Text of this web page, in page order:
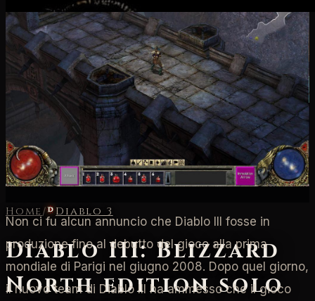
Home/ Diablo 3
Diablo III: Blizzard
North edition solo
Non ci fu alcun annuncio che Diablo III fosse in
produzione fino al debutto del gioco alla prima
mondiale di Parigi nel giugno 2008. Dopo quel giorno,
il nuovo team di Diablo III ha ammesso che il gioco